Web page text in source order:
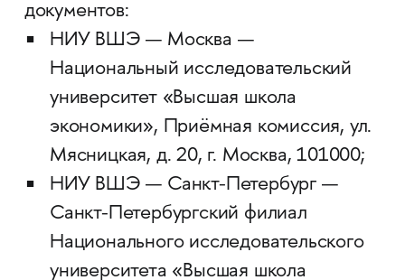
документов:
НИУ ВШЭ — Москва —
Национальный исследовательский
университет «Высшая школа
экономики», Приёмная комиссия, ул.
Мясницкая, д. 20, г. Москва, 101000;
НИУ ВШЭ — Санкт-Петербург —
Санкт-Петербургский филиал
Национального исследовательского
университета «Высшая школа